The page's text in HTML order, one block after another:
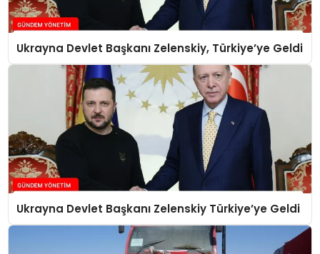
Ukrayna Devlet Başkanı Zelenskiy, Türkiye’ye Geldi
Ukrayna Devlet Başkanı Zelenskiy Türkiye’ye Geldi